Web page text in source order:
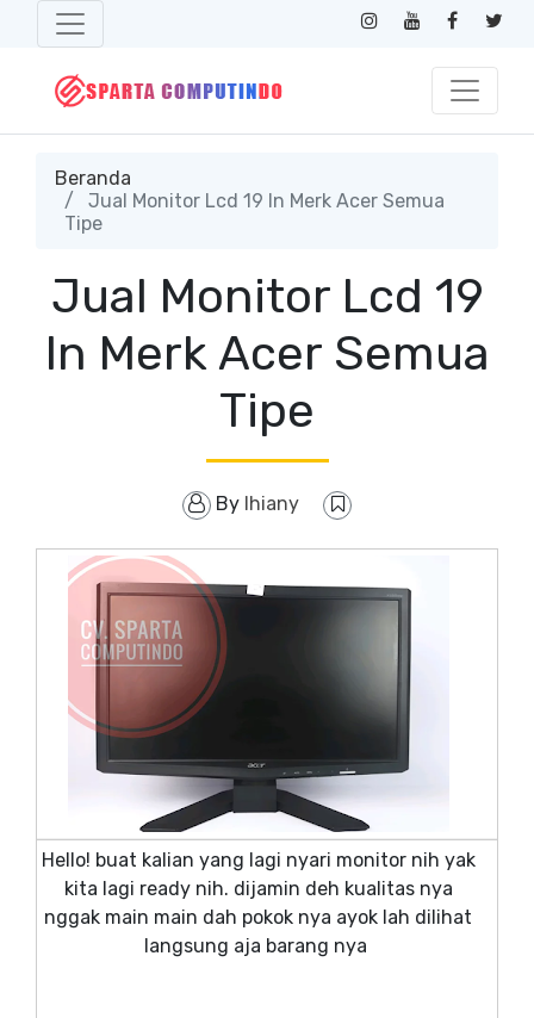
Beranda
Jual Monitor Lcd 19 In Merk Acer Semua
Tipe
Jual Monitor Lcd 19
In Merk Acer Semua
Tipe
By lhiany
Hello! buat kalian yang lagi nyari monitor nih yak
kita lagi ready nih. dijamin deh kualitas nya
nggak main main dah pokok nya ayok lah dilihat
langsung aja barang nya